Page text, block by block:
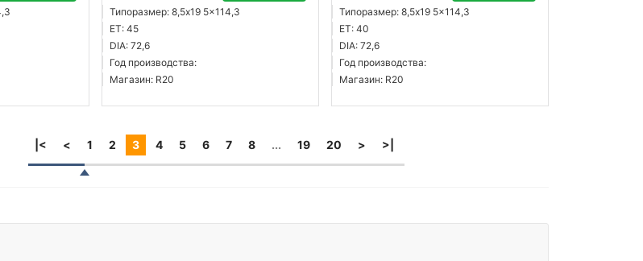
Типоразмер: 8,5x19 5x114,3
ET: 45
DIA: 72,6
Год производства:
Магазин: R20
Типоразмер: 8,5x19 5x114,3
ET: 40
DIA: 72,6
Год производства:
Магазин: R20
|< < 1 2 3 4 5 6 7 8 ... 19 20 > >|